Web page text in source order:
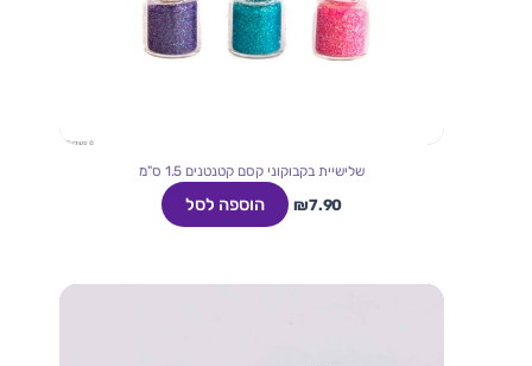
שלישיית בקבוקוני קסם קטנטנים 1.5 ס"מ
₪7.90 הוספה לסל